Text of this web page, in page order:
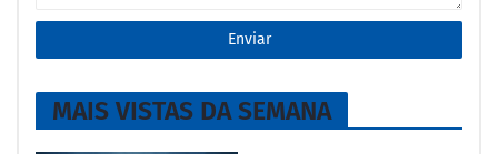
MAIS VISTAS DA SEMANA